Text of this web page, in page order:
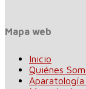
Mapa web
Inicio
Quiénes